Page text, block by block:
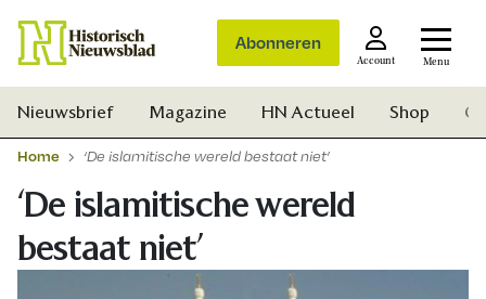
Abonneren
Account Menu
Nieuwsbrief Magazine HN Actueel Shop
Home ‘De islamitische wereld bestaat niet’
‘De islamitische wereld
bestaat niet’